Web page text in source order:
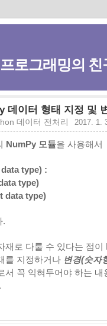
로그래밍의 친
데이터 형태 지정 및
데이터 전처리 2017. 1.
NumPy 모듈을 사용해서
type) :
type)
data type)
.
재로 다룰 수 있다는 점
를 지정하거나 변경(숫자
서 꼭 익혀두어야 하는